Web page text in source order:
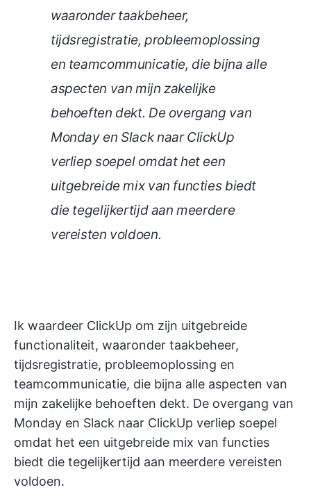
waaronder taakbeheer,
tijdsregistratie, probleemoplossing
en teamcommunicatie, die bijna alle
aspecten van mijn zakelijke
behoeften dekt. De overgang van
Monday en Slack naar ClickUp
verliep soepel omdat het een
uitgebreide mix van functies biedt
die tegelijkertijd aan meerdere
vereisten voldoen.
Ik waardeer ClickUp om zijn uitgebreide
functionaliteit, waaronder taakbeheer,
tijdsregistratie, probleemoplossing en
teamcommunicatie, die bijna alle aspecten van
mijn zakelijke behoeften dekt. De overgang van
Monday en Slack naar ClickUp verliep soepel
omdat het een uitgebreide mix van functies
biedt die tegelijkertijd aan meerdere vereisten
voldoen.